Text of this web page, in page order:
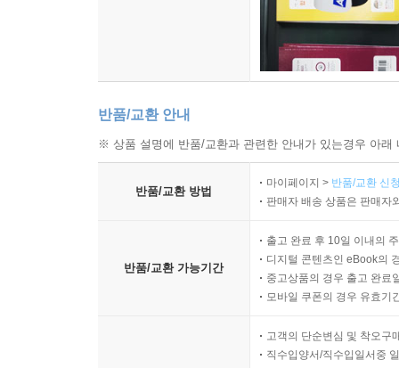
반품/교환 안내
※ 상품 설명에 반품/교환과 관련한 안내가 있는경우 아
반품/교환 방법
마이페이지 > 반품/교환 신
판매자 배송 상품은 판매자
반품/교환 가능기간
출고 완료 후 10일 이내의
디지털 콘텐츠인 eBook의
중고상품의 경우 출고 완료
모바일 쿠폰의 경우 유효기
고객의 단순변심 및 착오구
직수입양서/직수입일서중